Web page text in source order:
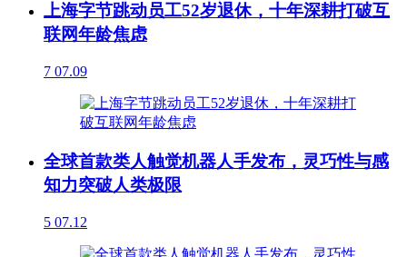
上海字节跳动员工52岁退休，十年深耕打破互
联网年龄焦虑
7 07.09
全球首款类人触觉机器人手发布，灵巧性与感
知力突破人类极限
5 07.12